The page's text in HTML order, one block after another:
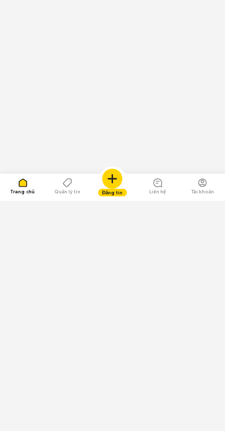
Trang chủ Quản lý tin Đăng tin Liên hệ Tài khoản